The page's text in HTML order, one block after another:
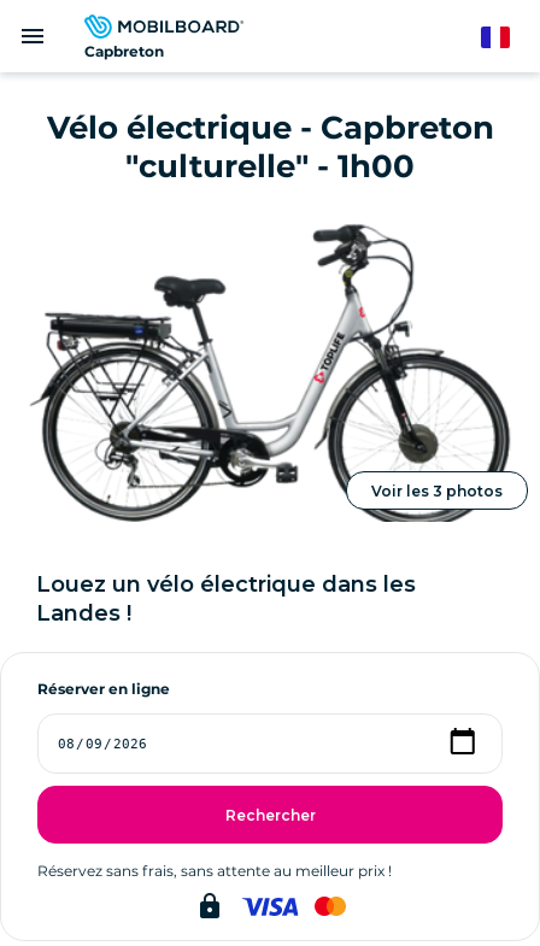
Capbreton
menu
Vélo électrique - Capbreton
"culturelle" - 1h00
Voir les 3 photos
Louez un vélo électrique dans les
Landes !
Réserver en ligne
Rechercher
Réservez sans frais, sans attente au meilleur prix !
lock